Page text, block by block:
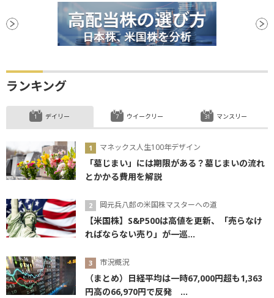
ランキング
デイリー
マネックス人生100年デザイン
「墓じまい」には期限がある？墓じまいの流れ
とかかる費用を解説
岡元兵八郎の米国株マスターへの道
【米国株】S&P500は高値を更新、「売らなけ
ればならない売り」が一巡...
市況概況
（まとめ）日経平均は一時67,000円超も1,363
円高の66,970円で反発 ...
ウイークリー マンスリー